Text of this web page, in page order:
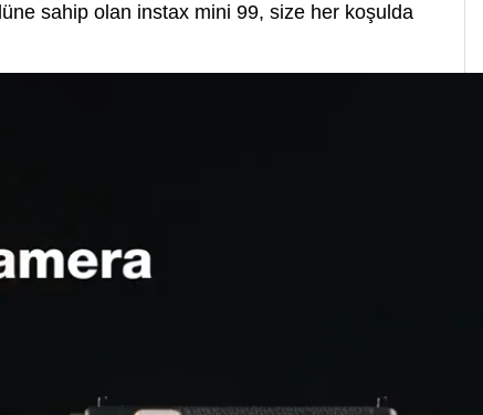
sahip olan instax mini 99, size her koşulda